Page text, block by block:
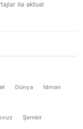
ilə aktual
Dünya İdman
Şəmkir